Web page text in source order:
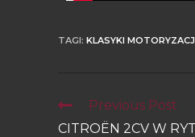
TAGI: KLASYKI
Previous Post
CITROËN 2CV W